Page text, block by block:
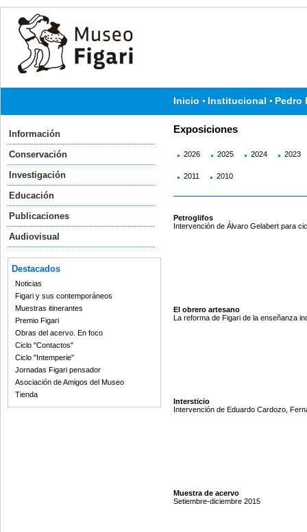
Inicio Institucional Pedro
Información
Conservación
Investigación
Educación
Publicaciones
Audiovisual
Destacados
Noticias
Figari y sus contemporáneos
Muestras itinerantes
Premio Figari
Obras del acervo. En foco
Ciclo "Contactos"
Ciclo "Intemperie"
Jornadas Figari pensador
Asociación de Amigos del Museo
Tienda
Exposiciones
2026 2025 2024 2023
2011 2010
Petroglifos
Intervención de Álvaro Gelabert para
El obrero artesano
La reforma de Figari de la enseñanza
Intersticio
Intervención de Eduardo Cardozo,
Muestra de acervo
Setiembre-diciembre 2015